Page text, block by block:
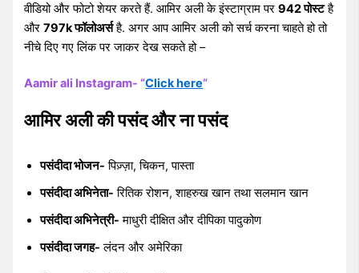
वीडियो और फोटो शेयर करते हैं. आमिर अली के इंस्टाग्राम पर942 पोस्टहै
और797k फॉलोअर्सहै. अगर आप आमिर अली को सर्च करना चाहते हो तो
नीचे दिए गए लिंक पर जाकर देख सकते हो –
Aamir ali Instagram- “Click here“
आमिर अली की पसंद और ना पसंद
पसंदीदा भोजन- पिज़्ज़ा, चिकन, पास्ता
पसंदीदा अभिनेता- रितिक रोशन, शाहरुख खान तथा सलमान खान
पसंदीदा अभिनेत्री- माधुरी दीक्षित और दीपिका पादुकोण
पसंदीदा जगह- लंदन और अमेरिका